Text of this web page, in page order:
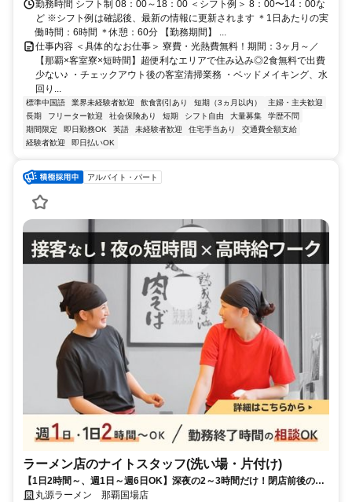
OK！住み込みを希望されない場合もお気軽にご相談ください。
勤務時間 シフト制 08：00～18：00 ＜シフト例＞ 8：00〜14：00な
ど ※シフト例は確認後、最新の情報に更新されます ＊1日あたりの実
働時間：6時間 ＊休憩：60分 【勤務期間】 ...
仕事内容 ＜具体的なお仕事＞ 寮費・光熱費無料！期間：3ヶ月～／
【那覇×客室寮×短時間】超便利なエリアで住み込み◎2食無料で出費
少ない♪ ・チェックアウト後の客室清掃業務 ・ベッドメイキング、水
回り...
標準中国語 業界未経験者歓迎 飲食割引あり 短期（3ヵ月以内）
主婦・主夫歓迎
長期
フリーター歓迎 社会保険あり 短期 シフト自由 大量募集
学歴不問
期間限定
即日勤務OK 英語 未経験者歓迎 住宅手当あり
交通費全額支給
経験者歓迎
即日払いOK
アルバイト・パート
ラーメン店のナイトスタッフ(洗い場・片付け)
【1日2時間～、週1日～週6日OK】深夜の2～3時間だけ！閉店前後の片
付けや洗い物など！
丸源ラーメン 那覇国場店